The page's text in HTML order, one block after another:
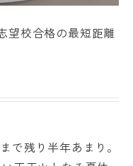
望校合格の最短距離
で残り半年あまり。